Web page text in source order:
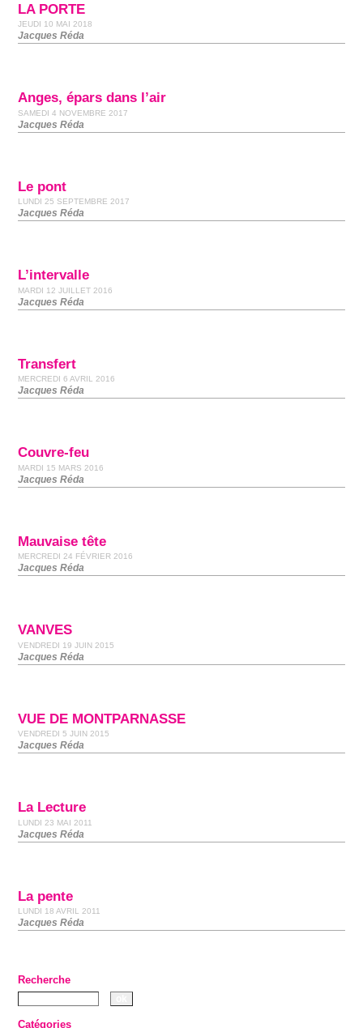
LA PORTE
JEUDI 10 MAI 2018
Jacques Réda
Anges, épars dans l’air
SAMEDI 4 NOVEMBRE 2017
Jacques Réda
Le pont
LUNDI 25 SEPTEMBRE 2017
Jacques Réda
L’intervalle
MARDI 12 JUILLET 2016
Jacques Réda
Transfert
MERCREDI 6 AVRIL 2016
Jacques Réda
Couvre-feu
MARDI 15 MARS 2016
Jacques Réda
Mauvaise tête
MERCREDI 24 FÉVRIER 2016
Jacques Réda
VANVES
VENDREDI 19 JUIN 2015
Jacques Réda
VUE DE MONTPARNASSE
VENDREDI 5 JUIN 2015
Jacques Réda
La Lecture
LUNDI 23 MAI 2011
Jacques Réda
La pente
LUNDI 18 AVRIL 2011
Jacques Réda
Recherche
Catégories